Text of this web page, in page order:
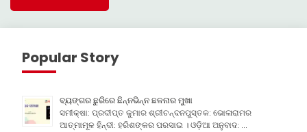
Popular Story
ବ୍ୟଙ୍ଗର ଛୁରିରେ ଛିନ୍ନଭିନ୍ନ ଛଳନାର ମୁଖା
ସମୀକ୍ଷା: ପ୍ରଦୀପ୍ତ କୁମାର ଶ୍ରୀଚନ୍ଦନପୁସ୍ତକ: ଭୋଳାରାମର
ଆତ୍ମାମୂଳ ହିନ୍ଦୀ: ହରିଶଙ୍କର ପରସାଇ । ଓଡ଼ିଆ ଅନୁବାଦ: …